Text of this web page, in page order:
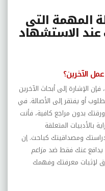
المهمة التى
الاستشهاد
الآخرين؟
الإشارة إلى أبحاث الآخرين
أو يفتقر إلى الأصالة. في
بدون مراجع كافية، فأنت
بالأدبيات المتعلقة
ومصداقيتك كباحث. إن
يدافع عنك فقط ضد مزاعم
لإثبات معرفتك وفهمك